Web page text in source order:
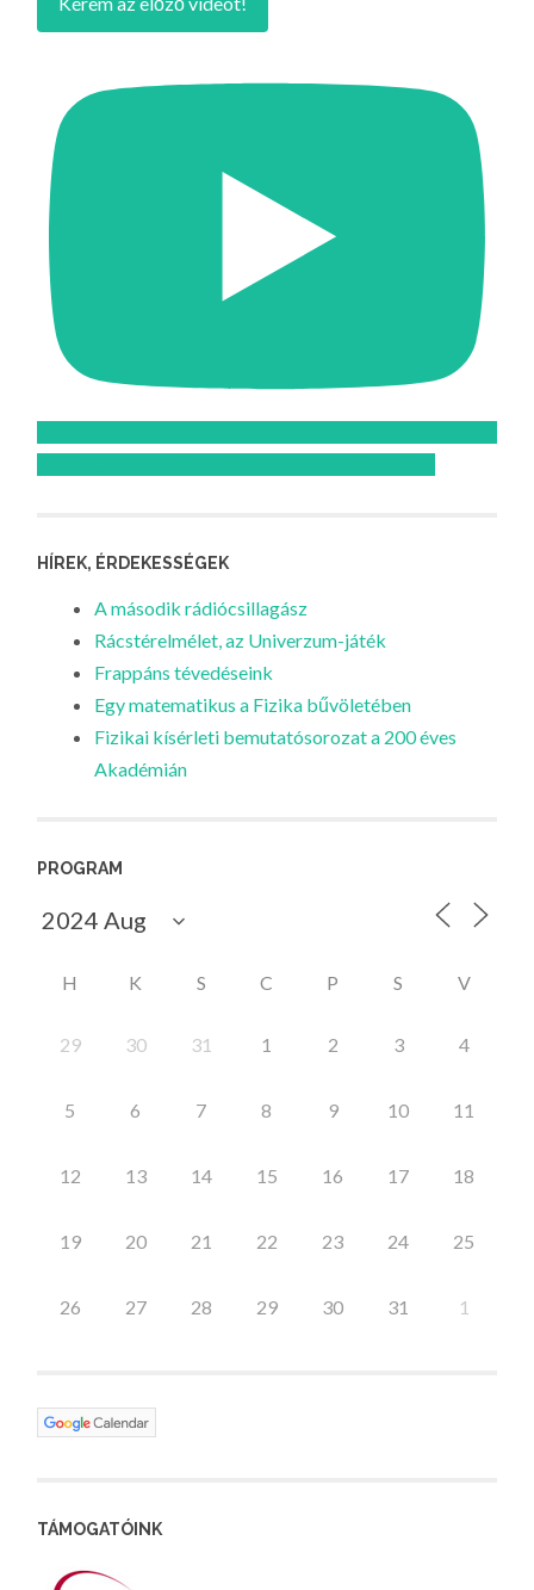
HÍREK, ÉRDEKESSÉGEK
A második rádiócsillagász
Rácstérelmélet, az Univerzum-játék
Frappáns tévedéseink
Egy matematikus a Fizika bűvöletében
Fizikai kísérleti bemutatósorozat a 200 éves
Akadémián
PROGRAM
H K S C P S V
29 30 31 1 2 3 4
5 6 7 8 9 10 11
12 13 14 15 16 17 18
19 20 21 22 23 24 25
26 27 28 29 30 31 1
TÁMOGATÓINK